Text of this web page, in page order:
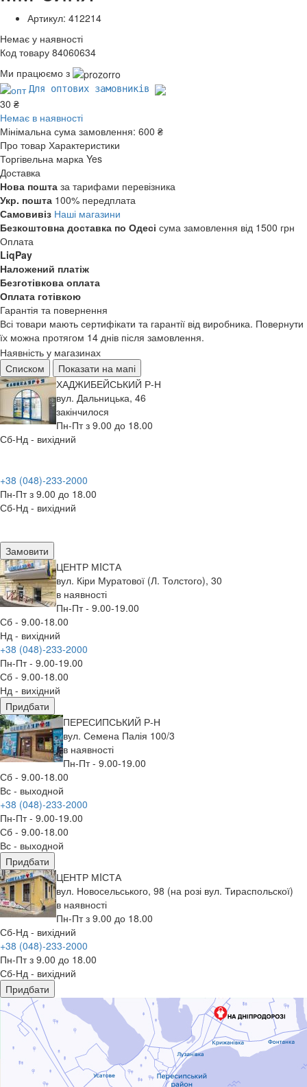
Артикул: 412214
Немає у наявності
Код товару 84060634
Ми працюємо з
Для оптових замовників
30 ₴
Немає в наявності
Мінімальна сума замовлення: 600 ₴
Про товар Характеристики
Торгівельна марка Yes
Доставка
Нова пошта за тарифами перевізника
Укр. пошта 100% передплата
Самовивіз Наші магазини
Безкоштовна доставка по Одесі сума замовлення від 1500 грн
Оплата
LiqPay
Наложений платіж
Безготівкова оплата
Оплата готівкою
Гарантія та повернення
Всі товари мають сертифікати та гарантії від виробника. Повернути
їх можна протягом 14 днів після замовлення.
Наявність у магазинах
Списком
Показати на мапі
ХАДЖИБЕЙСЬКИЙ Р-Н
вул. Дальницька, 46
закінчилося
Пн-Пт з 9.00 до 18.00
Сб-Нд - вихідний
+38 (048)-233-2000
Пн-Пт з 9.00 до 18.00
Сб-Нд - вихідний
Замовити
ЦЕНТР МIСТА
вул. Кіри Муратової (Л. Толстого), 30
в наявності
Пн-Пт - 9.00-19.00
Сб - 9.00-18.00
Нд - вихідний
+38 (048)-233-2000
Пн-Пт - 9.00-19.00
Сб - 9.00-18.00
Нд - вихідний
Придбати
ПЕРЕСИПСЬКИЙ Р-Н
вул. Семена Палія 100/3
в наявності
Пн-Пт - 9.00-19.00
Сб - 9.00-18.00
Вс - выходной
+38 (048)-233-2000
Пн-Пт - 9.00-19.00
Сб - 9.00-18.00
Вс - выходной
Придбати
ЦЕНТР МIСТА
вул. Новосельського, 98 (на розі вул. Тираспольскої)
в наявності
Пн-Пт з 9.00 до 18.00
Сб-Нд - вихідний
+38 (048)-233-2000
Пн-Пт з 9.00 до 18.00
Сб-Нд - вихідний
Придбати